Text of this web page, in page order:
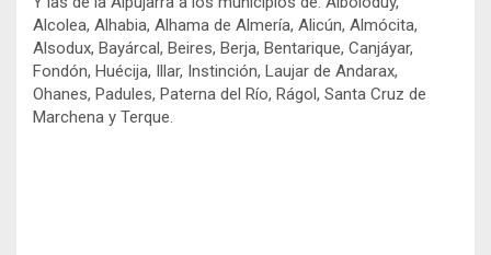
Alcolea, Alhabia, Alhama de Almería, Alicún, Almócita,
Alsodux, Bayárcal, Beires, Berja, Bentarique, Canjáyar,
Fondón, Huécija, Illar, Instinción, Laujar de Andarax,
Ohanes, Padules, Paterna del Río, Rágol, Santa Cruz de
Marchena y Terque.